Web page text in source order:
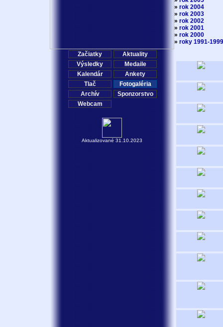
Začiatky
Aktuality
Výsledky
Medaile
Kalendár
Ankety
Tlač
Fotogaléria
Archív
Sponzorstvo
Webcam
Aktualizované 31.10.2023
» rok 2004
» rok 2003
» rok 2002
» rok 2001
» rok 2000
» roky 1991-1999